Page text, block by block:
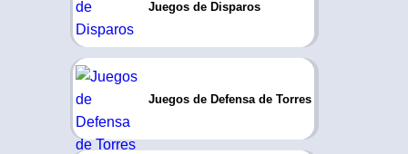
Juegos de Disparos
Juegos de Defensa de Torres